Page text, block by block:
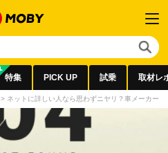
特集 PICK UP 試乗 取材レ
> ネットに詳しい人なら思わずニヤリ？車メーカー